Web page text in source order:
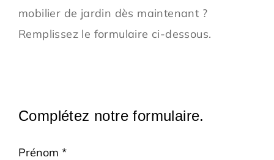
mobilier de jardin dès maintenant ?
Remplissez le formulaire ci-dessous.
Complétez notre formulaire.
Prénom *